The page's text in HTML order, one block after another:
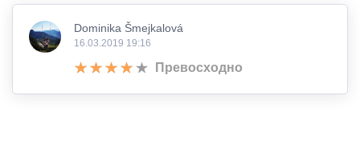
Dominika Šmejkalová
16.03.2019 19:16
Превосходно